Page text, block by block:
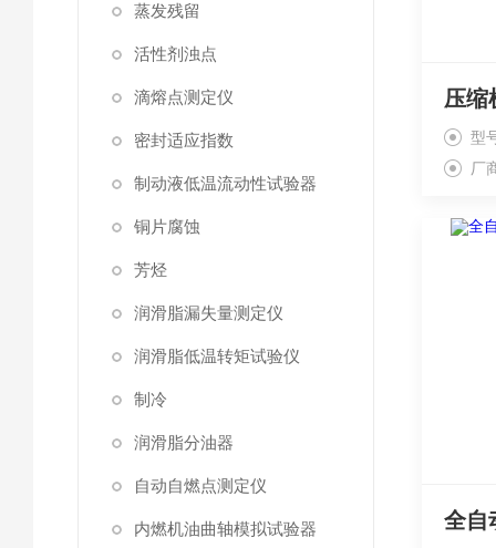
蒸发残留
活性剂浊点
滴熔点测定仪
密封适应指数
制动液低温流动性试验器
铜片腐蚀
芳烃
润滑脂漏失量测定仪
润滑脂低温转矩试验仪
制冷
润滑脂分油器
自动自燃点测定仪
内燃机油曲轴模拟试验器
压缩
型
厂